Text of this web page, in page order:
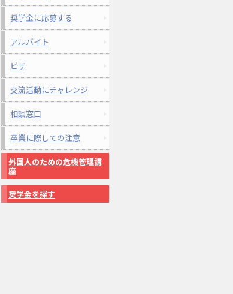
奨学金に応募する
アルバイト
ビザ
交流活動にチャレンジ
相談窓口
卒業に際しての注意
外国人のための危機管理講
座
奨学金を探す